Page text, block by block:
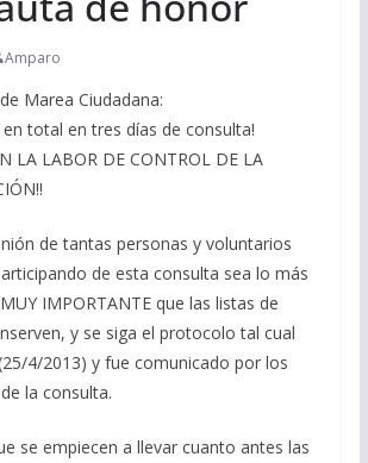
Amparo
Marea Ciudadana:
en total en tres días de consulta!
LA LABOR DE CONTROL DE LA
de tantas personas y voluntarios
de esta consulta sea lo más
IMPORTANTE que las listas de
y se siga el protocolo tal cual
4/2013) y fue comunicado por los
la consulta.
se empiecen a llevar cuanto antes las